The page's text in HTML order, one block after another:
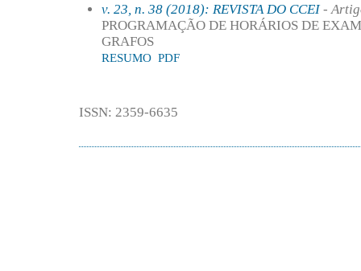
v. 23, n. 38 (2018): REVISTA DO CCEI-
PROGRAMAÇÃO DE HORÁRIOS DE
GRAFOS
RESUMO PDF
ISSN: 2359-6635